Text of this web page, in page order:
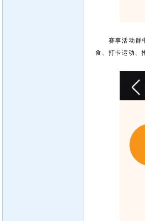
赛事活动群
食、打卡运动、